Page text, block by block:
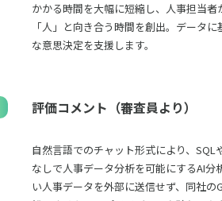
かかる時間を大幅に短縮し、人事担当者
「人」と向き合う時間を創出。データ
な意思決定を支援します。
評価コメント（審査員より）
自然言語でのチャット形式により、SQL
なしで人事データ分析を可能にするAI分
い人事データを外部に送信せず、同社